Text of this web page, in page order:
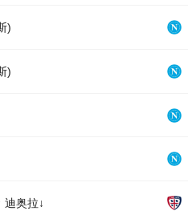
)
)
迪奥拉↓